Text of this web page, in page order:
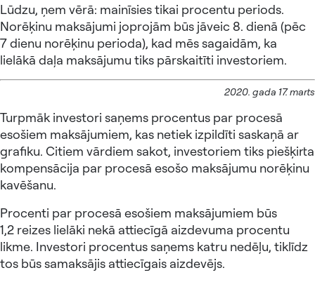
Lūdzu, ņem vērā: mainīsies tikai procentu periods.
Norēķinu maksājumi joprojām būs jāveic 8. dienā (pēc
7 dienu norēķinu perioda), kad mēs sagaidām, ka
lielākā daļa maksājumu tiks pārskaitīti investoriem.
2020. gada 17. marts
Turpmāk investori saņems procentus par procesā
esošiem maksājumiem, kas netiek izpildīti saskaņā ar
grafiku. Citiem vārdiem sakot, investoriem tiks piešķirta
kompensācija par procesā esošo maksājumu norēķinu
kavēšanu.
Procenti par procesā esošiem maksājumiem būs
1,2 reizes lielāki nekā attiecīgā aizdevuma procentu
likme. Investori procentus saņems katru nedēļu, tiklīdz
tos būs samaksājis attiecīgais aizdevējs.